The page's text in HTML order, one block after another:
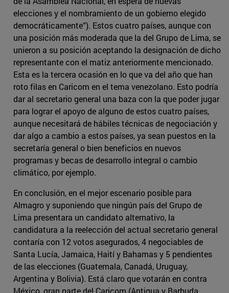
elecciones y el nombramiento de un gobierno elegido
democráticamente”). Estos cuatro países, aunque con
una posición más moderada que la del Grupo de Lima, se
unieron a su posición aceptando la designación de dicho
representante con el matiz anteriormente mencionado.
Esta es la tercera ocasión en lo que va del año que han
roto filas en Caricom en el tema venezolano. Esto podría
dar al secretario general una baza con la que poder jugar
para lograr el apoyo de alguno de estos cuatro países,
aunque necesitará de hábiles técnicas de negociación y
dar algo a cambio a estos países, ya sean puestos en la
secretaría general o bien beneficios en nuevos
programas y becas de desarrollo integral o cambio
climático, por ejemplo.
En conclusión, en el mejor escenario posible para
Almagro y suponiendo que ningún país del Grupo de
Lima presentara un candidato alternativo, la
candidatura a la reelección del actual secretario general
contaría con 12 votos asegurados, 4 negociables de
Santa Lucía, Jamaica, Haití y Bahamas y 5 pendientes
de las elecciones (Guatemala, Canadá, Uruguay,
Argentina y Bolivia). Está claro que votarán en contra
México, gran parte del Caricom (Antigua y Barbuda,